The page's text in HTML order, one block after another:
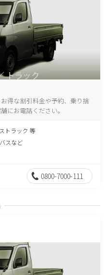
得な割引料金や予約、乗り捨
にお電話ください。
トラック 等
スなど
0800-7000-111